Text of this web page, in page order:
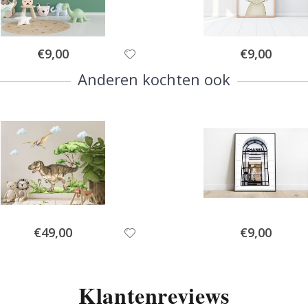
Special
Price
€9,00 Special
Price
€9,00
Anderen kochten ook
Special
Price
€49,00 Special
Price
€9,00
Klantenreviews